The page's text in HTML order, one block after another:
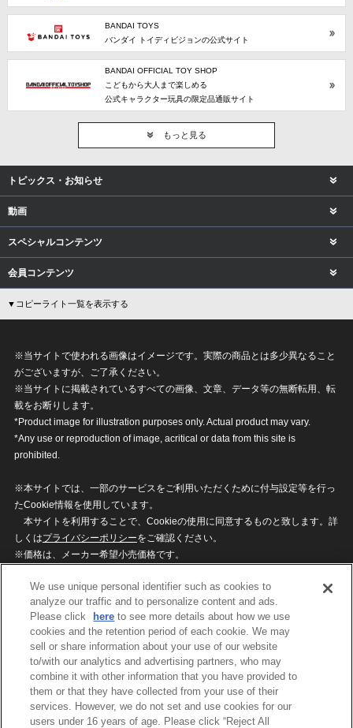
BANDAI TOYS
バンダイ トイディビジョンの公式サイト
BANDAI OFFICIAL TOY SHOP
こどもから大人まで楽しめる
公式キャラクター玩具の限定品通販サイト
もっと見る
トピックス・お知らせ
動画
スペシャルコンテンツ
会員コンテンツ
▼コピーライト一覧を表示する
※当サイトで使われる画像はイメージです。実際の商品とは多少異なること
がございますが、ご了承ください。
※当サイトに掲載されているすべての画像、文章、データ等の無断転用、転
載をお断りします。
*Product image for illustration purposes only. Actual product may vary.
*Any use or reproduction of image, acritical or data from this site is
prohibited.
※本サイトでは、一部のサービスをご利用いただくために付与設定等を行っ
たCookie情報を使用しています。
本サイトを利用することで、Cookieの使用に同意するものと致します。詳
しくはプライバシーポリシーをご確認ください。
※価格は、メーカー希望小売価格です。
ざいますのでご了承ください。
privacypolicy
Do Not Sell or Share My
Personal Information
ウェブサイトご利用条件
ソーシャルメディアポリシー
個人情報保護方針
お問い合わせ
We use unique personal identifier such as cookies to
analyze our traffic and to personalize content and ads.
Please click
here to see more details about how we use
cookies and the retention period of each cookie. We may
sell or share information about your use of our website
to/with our analytics and advertising partners, who may
combine it with other information that you have provided to
them or that they have collected from your use of their
services. However, we do not set and use cookies for our
users under 16 years of age. Please click “Reject All